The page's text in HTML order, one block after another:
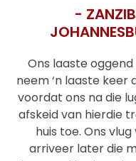
-
Ons laaste oggend
neem ‘n laaste keer
voordat ons na die
afskeid van hierdie
huis toe. Ons
arriveer later die